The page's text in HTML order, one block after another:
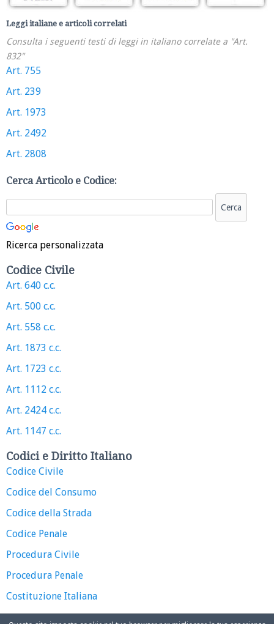
Leggi italiane e articoli correlati
Consulta i seguenti testi di leggi in italiano correlate a "Art.
832"
Art. 755
Art. 239
Art. 1973
Art. 2492
Art. 2808
Cerca Articolo e Codice:
Ricerca personalizzata
Codice Civile
Art. 640 c.c.
Art. 500 c.c.
Art. 558 c.c.
Art. 1873 c.c.
Art. 1723 c.c.
Art. 1112 c.c.
Art. 2424 c.c.
Art. 1147 c.c.
Codici e Diritto Italiano
Codice Civile
Codice del Consumo
Codice della Strada
Codice Penale
Procedura Civile
Procedura Penale
Costituzione Italiana